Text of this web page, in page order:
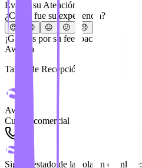
Evalúe su Atención
¿Cómo fue su experiencia?
😍 😊 😐 😕 😞
¡Gracias por su feedback!
Awaitra
Tablet de Recepción
Awaitra
Cuenta comercial
Siga el estado de la cola en el enlace: